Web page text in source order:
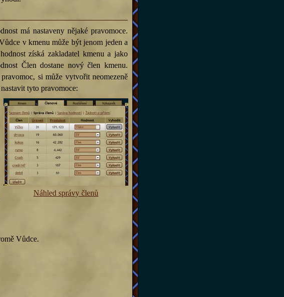
má nastaveny nějaké pravomoce.
v kmenu může být jenom jeden a
získá zakladatel kmenu a jako
Člen dostane nový člen kmenu.
si může vytvořit neomezeně
tyto pravomoce:
Náhled správy členů
Vůdce.